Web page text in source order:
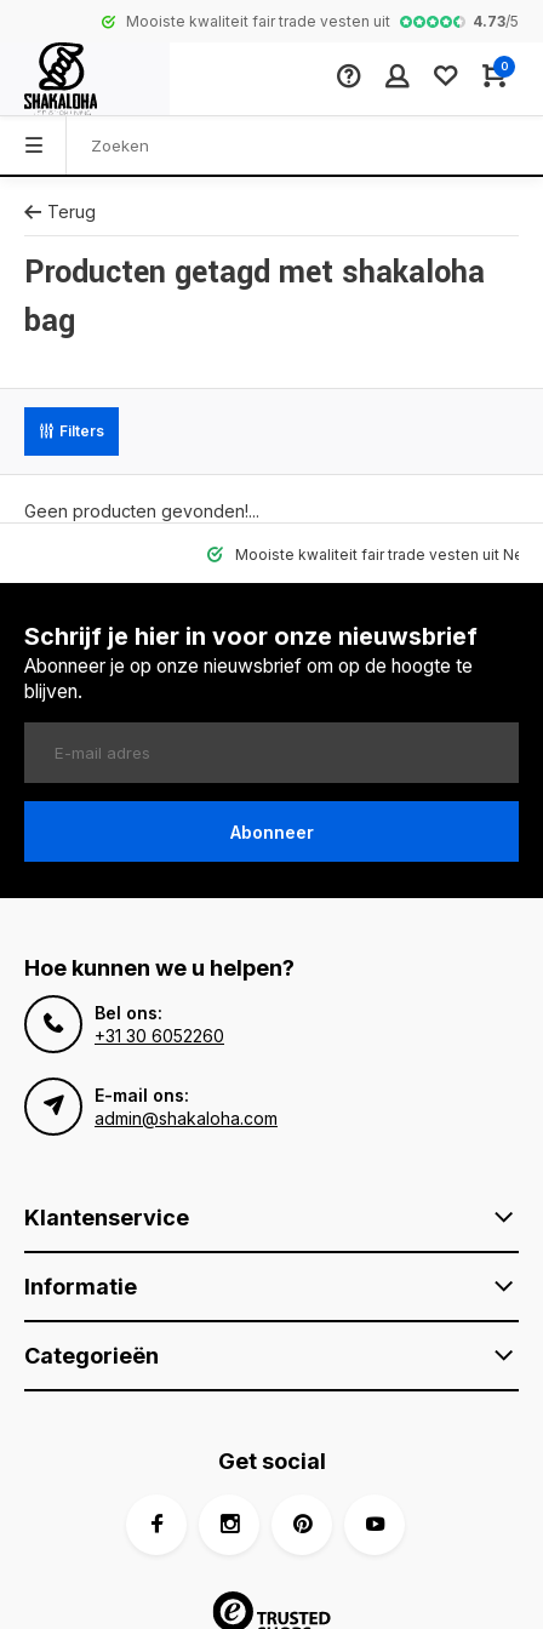
Mooiste kwaliteit fair trade vesten uit Nepal Complete
4.73/5
0
Terug
Producten getagd met shakaloha
bag
Filters
Geen producten gevonden!...
Mooiste kwaliteit fair trade vesten uit Nepal
Schrijf je hier in voor onze nieuwsbrief
Abonneer je op onze nieuwsbrief om op de hoogte te
blijven.
Abonneer
Hoe kunnen we u helpen?
Bel ons:
+31 30 6052260
E-mail ons:
admin@shakaloha.com
Klantenservice
Informatie
Categorieën
Get social